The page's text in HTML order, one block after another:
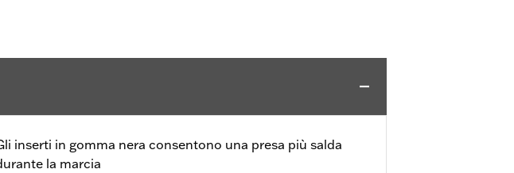
inserti in gomma nera consentono una presa più salda
la marcia